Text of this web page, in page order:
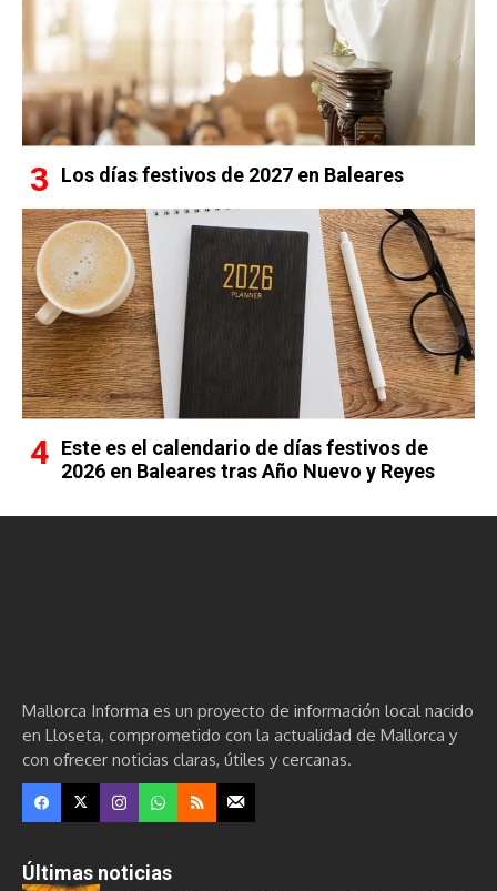
Los días festivos de 2027 en Baleares
Este es el calendario de días festivos de
2026 en Baleares tras Año Nuevo y Reyes
Mallorca Informa es un proyecto de información local nacido
en Lloseta, comprometido con la actualidad de Mallorca y
con ofrecer noticias claras, útiles y cercanas.
Últimas noticias